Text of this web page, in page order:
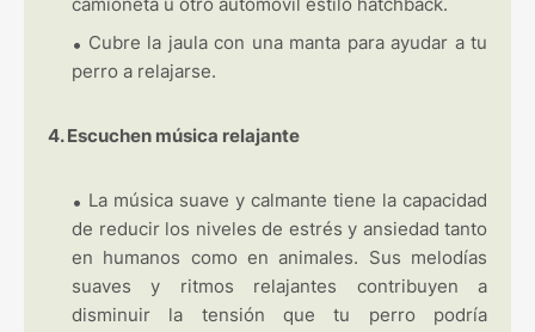
Cubre la jaula con una manta para ayudar a tu
perro a relajarse.
4. Escuchen música relajante
La música suave y calmante tiene la capacidad
de reducir los niveles de estrés y ansiedad tanto
en humanos como en animales. Sus melodías
suaves y ritmos relajantes contribuyen a
disminuir la tensión que tu perro podría